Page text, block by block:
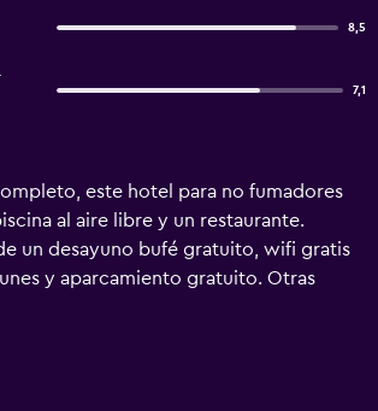
8,5
7,1
este hotel para no fumadores
al aire libre y un restaurante.
un desayuno bufé gratuito, wifi gratis
y aparcamiento gratuito. Otras
una cafetería, salas de tratamientos
de negocios. Our Native Village Eco